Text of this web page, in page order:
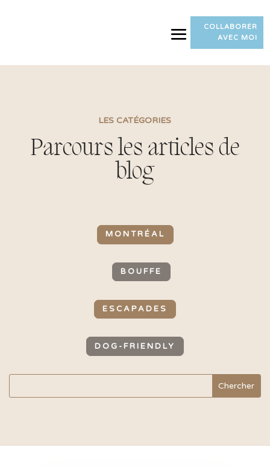
COLLABORER
AVEC MOI
LES CATÉGORIES
Parcours les articles de
blog
MONTRÉAL
BOUFFE
ESCAPADES
DOG-FRIENDLY